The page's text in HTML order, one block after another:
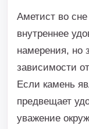
Аметист во
внутреннее
намерения, но
зависимости
Если камень
предвещает
уважение